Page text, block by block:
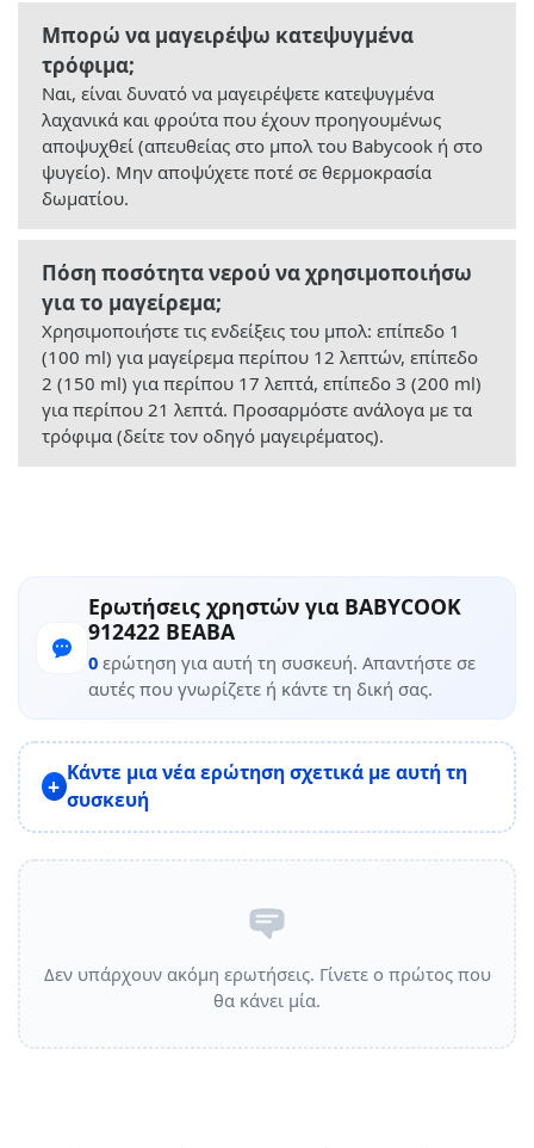
Μπορώ να μαγειρέψω κατεψυγμένα
τρόφιμα;
Ναι, είναι δυνατό να μαγειρέψετε κατεψυγμένα
λαχανικά και φρούτα που έχουν προηγουμένως
αποψυχθεί (απευθείας στο μπολ του Babycook ή στο
ψυγείο). Μην αποψύχετε ποτέ σε θερμοκρασία
δωματίου.
Πόση ποσότητα νερού να χρησιμοποιήσω
για το μαγείρεμα;
Χρησιμοποιήστε τις ενδείξεις του μπολ: επίπεδο 1
(100 ml) για μαγείρεμα περίπου 12 λεπτών, επίπεδο
2 (150 ml) για περίπου 17 λεπτά, επίπεδο 3 (200 ml)
για περίπου 21 λεπτά. Προσαρμόστε ανάλογα με τα
τρόφιμα (δείτε τον οδηγό μαγειρέματος).
Ερωτήσεις χρηστών για BABYCOOK
912422 BEABA
0 ερώτηση για αυτή τη συσκευή. Απαντήστε σε
αυτές που γνωρίζετε ή κάντε τη δική σας.
Κάντε μια νέα ερώτηση σχετικά με αυτή τη
συσκευή
Δεν υπάρχουν ακόμη ερωτήσεις. Γίνετε ο πρώτος που
θα κάνει μία.